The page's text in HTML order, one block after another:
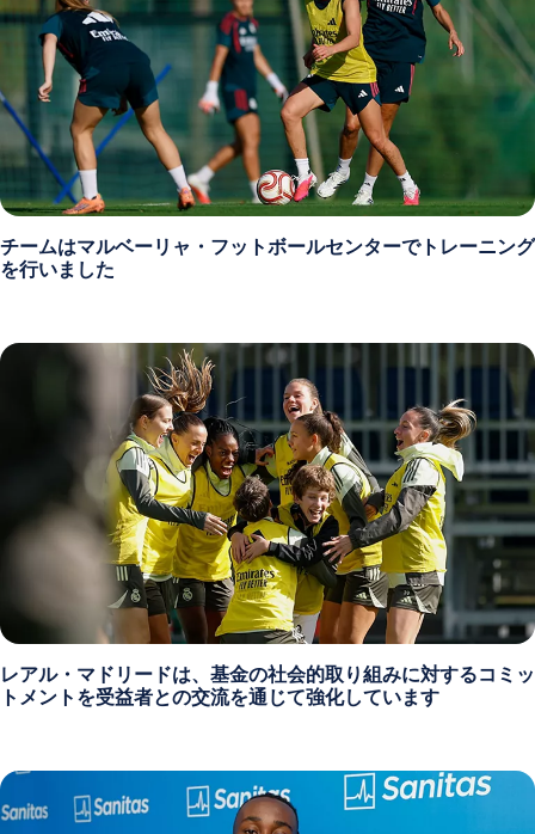
チームはマルベーリャ・フットボールセンターでトレーニング
を行いました
レアル・マドリードは、基金の社会的取り組みに対するコミッ
トメントを受益者との交流を通じて強化しています